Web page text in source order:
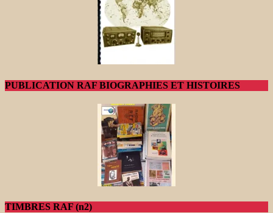
PUBLICATION RAF BIOGRAPHIES ET HISTOIRES
TIMBRES RAF (n2)